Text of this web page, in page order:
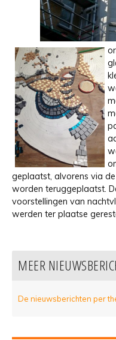
geplaatst, alvorens via
worden teruggeplaatst.
voorstellingen van
werden ter plaatse
MEER
De nieuwsberichten per